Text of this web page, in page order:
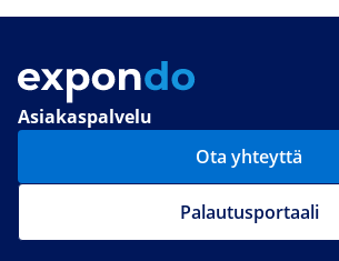
Asiakaspalvelu
Ota yhteyttä
Palautusportaali